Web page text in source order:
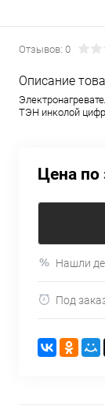
Отзывов: 0
Описание
ТЭН инколой
Цена по
Нашли
Под